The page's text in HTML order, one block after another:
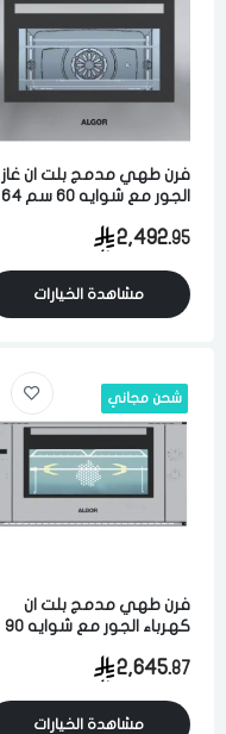
فرن طهي مدمج بلت ان غاز
الجور مع شوايه 60 سم 64
يدوي مزود مروحه لتوزيع
2,492.95
مشاهدة الخيارات
شحن مجاني
فرن طهي مدمج بلت ان
كهرباء الجور مع شوايه 90
كامل تحكم الكتروني مزود
ايطالي
2,645.87
مشاهدة الخيارات